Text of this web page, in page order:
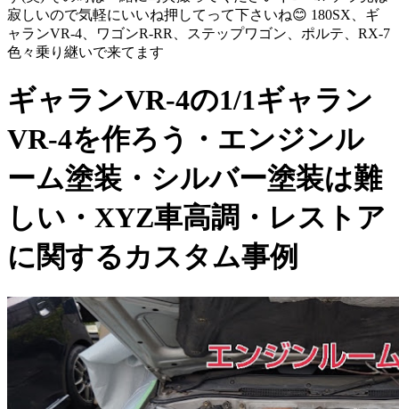
寂しいので気軽にいいね押してって下さいね😊 180SX、ギ
ャランVR-4、ワゴンR-RR、ステップワゴン、ポルテ、RX-7
色々乗り継いで来てます
ギャランVR-4の1/1ギャラン
VR-4を作ろう・エンジンル
ーム塗装・シルバー塗装は難
しい・XYZ車高調・レストア
に関するカスタム事例